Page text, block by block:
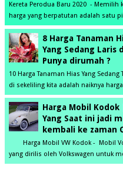
Kereta Perodua Baru 2020 - Memilih
harga yang berpatutan adalah satu
8 Harga Tanaman
Yang Sedang Laris
Punya dirumah ?
10 Harga Tanaman Hias Yang
di sekeliling kita adalah naiknya
Harga Mobil
Yang Saat ini jadi
kembali ke zaman
Harga Mobil VW Kodok - Mobil
yang dirilis oleh Volkswagen untuk